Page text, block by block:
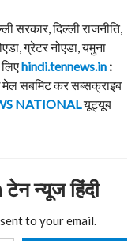
सरकार, दिल्ली राजनीति,
ग्रेटर नोएडा, यमुना
hindi.tennews.in :
मेल सबमिट कर सब्सक्राइब
NATIONALयूट्यूब
न्यूज हिंदी
to your email.